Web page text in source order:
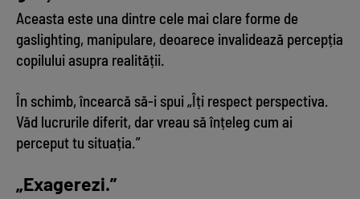
Aceasta este una dintre cele mai clare forme de
gaslighting, manipulare, deoarece invalidează percepția
copilului asupra realității.
În schimb, încearcă să-i spui „Îți respect perspectiva.
Văd lucrurile diferit, dar vreau să înțeleg cum ai
perceput tu situația.”
„Exagerezi.”